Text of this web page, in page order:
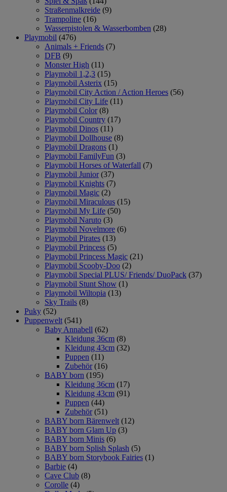
Straßenmalkreide (9)
Trampoline (16)
Wasserpistolen & Wasserbomben (28)
Playmobil (476)
Animals + Friends (7)
DFB (9)
Monster High (11)
Playmobil 1,2,3 (15)
Playmobil Asterix (15)
Playmobil City Action / Action Heroes (56)
Playmobil City Life (11)
Playmobil Color (8)
Playmobil Country (17)
Playmobil Dinos (11)
Playmobil Dollhouse (8)
Playmobil Dragons (1)
Playmobil FamilyFun (3)
Playmobil Horses of Waterfall (7)
Playmobil Junior (37)
Playmobil Knights (7)
Playmobil Magic (2)
Playmobil Miraculous (15)
Playmobil My Life (50)
Playmobil Naruto (3)
Playmobil Novelmore (6)
Playmobil Pirates (13)
Playmobil Princess (5)
Playmobil Princess Magic (21)
Playmobil Scooby-Doo (2)
Playmobil Special PLUS/ Friends/ DuoPack (37)
Playmobil Stunt Show (1)
Playmobil Wiltopia (13)
Sky Trails (8)
Puky (52)
Puppenwelt (541)
Baby Annabell (62)
Kleidung 36cm (8)
Kleidung 43cm (32)
Puppen (11)
Zubehör (16)
BABY born (195)
Kleidung 36cm (17)
Kleidung 43cm (91)
Puppen (44)
Zubehör (51)
BABY born Bärenwelt (12)
BABY born Glam Up (3)
BABY born Minis (6)
BABY born Splish Splash (5)
BABY born Storybook Fairies (1)
Barbie (4)
Cave Club (8)
Corolle (4)